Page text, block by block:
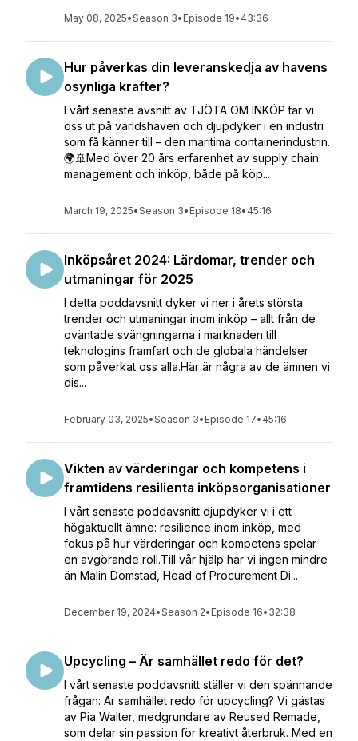
May 08, 2025•Season 3• Episode 19• 43:36
Hur påverkas din leveranskedja av havens
osynliga krafter?
I vårt senaste avsnitt av TJÖTA OM INKÖP tar vi
oss ut på världshaven och djupdyker i en industri
som få känner till – den maritima containerindustrin.
🌍🚢Med över 20 års erfarenhet av supply chain
management och inköp, både på köp...
March 19, 2025•Season 3• Episode 18• 45:16
Inköpsåret 2024: Lärdomar, trender och
utmaningar för 2025
I detta poddavsnitt dyker vi ner i årets största
trender och utmaningar inom inköp – allt från de
oväntade svängningarna i marknaden till
teknologins framfart och de globala händelser
som påverkat oss alla.Här är några av de ämnen vi
dis...
February 03, 2025•Season 3• Episode 17• 45:16
Vikten av värderingar och kompetens i
framtidens resilienta inköpsorganisationer
I vårt senaste poddavsnitt djupdyker vi i ett
högaktuellt ämne: resilience inom inköp, med
fokus på hur värderingar och kompetens spelar
en avgörande roll.Till vår hjälp har vi ingen mindre
än Malin Domstad, Head of Procurement Di...
December 19, 2024•Season 2• Episode 16• 32:38
Upcycling – Är samhället redo för det?
I vårt senaste poddavsnitt ställer vi den spännande
frågan: Är samhället redo för upcycling? Vi gästas
av Pia Walter, medgrundare av Reused Remade,
som delar sin passion för kreativt återbruk. Med en